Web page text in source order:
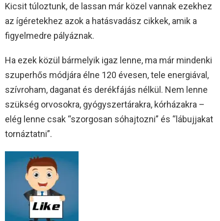
Kicsit túloztunk, de lassan már közel vannak ezekhez
az ígéretekhez azok a hatásvadász cikkek, amik a
figyelmedre pályáznak.
Ha ezek közül bármelyik igaz lenne, ma már mindenki
szuperhős módjára élne 120 évesen, tele energiával,
szívroham, daganat és derékfájás nélkül. Nem lenne
szükség orvosokra, gyógyszertárakra, kórházakra –
elég lenne csak “szorgosan sóhajtozni” és “lábujjakat
tornáztatni”.